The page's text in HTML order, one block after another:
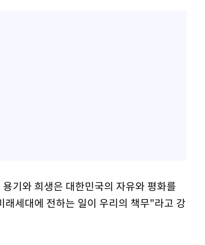
기와 희생은 대한민국의 자유와 평화를
세대에 전하는 일이 우리의 책무"라고 강